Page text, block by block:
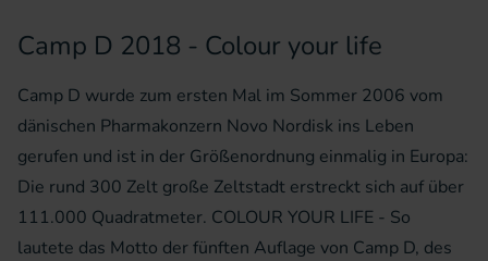
Camp D 2018 - Colour your life
Camp D wurde zum ersten Mal im Sommer 2006 vom
dänischen Pharmakonzern Novo Nordisk ins Leben
gerufen und ist in der Größenordnung einmalig in Europa:
Die rund 300 Zelt große Zeltstadt erstreckt sich auf über
111.000 Quadratmeter. COLOUR YOUR LIFE - So
lautete das Motto der fünften Auflage von Camp D, des